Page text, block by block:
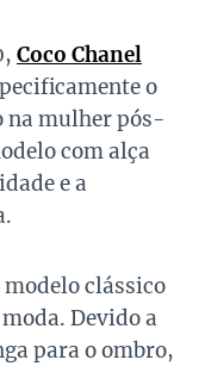
Coco Chanel
o
na mulher pós-
com alça
e a
modelo clássico
Devido a
para o ombro,